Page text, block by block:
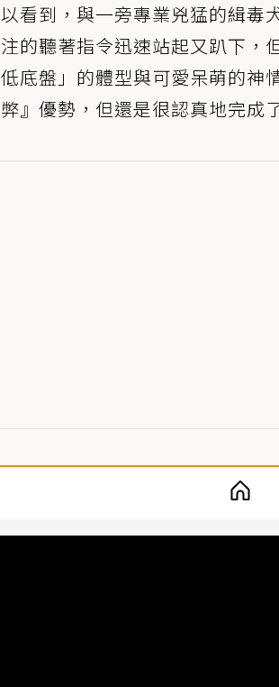
看到，與一旁專業兇猛的緝毒
的聽著指令迅速站起又趴下，
底盤」的體型與可愛呆萌的神
』優勢，但還是很認真地完成